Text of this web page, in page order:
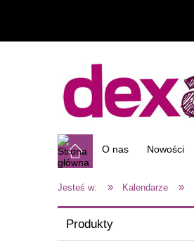
O nas Nowości
Jesteś w: » Kalendarze »
Produkty